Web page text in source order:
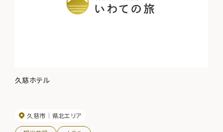
久慈ホテル
久慈市 県北エリア